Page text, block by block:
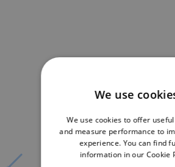
We use
We use cookies to offer
and measure performance to
experience. You can find
information in ourCookie